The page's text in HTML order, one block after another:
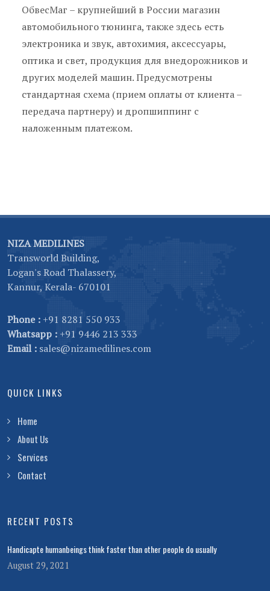
ОбвесМаг – крупнейший в России магазин
автомобильного тюнинга, также здесь есть
электроника и звук, автохимия, аксессуары,
оптика и свет, продукция для внедорожников и
других моделей машин. Предусмотрены
стандартная схема (прием оплаты от клиента –
передача партнеру) и дропшиппинг с
наложенным платежом.
NIZA MEDILINES
Transworld Building,
Logan's Road Thalassery,
Kannur, Kerala- 670101
Phone : +91 8281 550 933
Whatsapp : +91 9446 213 333
Email : sales@nizamedilines.com
QUICK LINKS
Home
About Us
Services
Contact
RECENT POSTS
Handicapte humanbeings think faster than other people do usually
August 29, 2021